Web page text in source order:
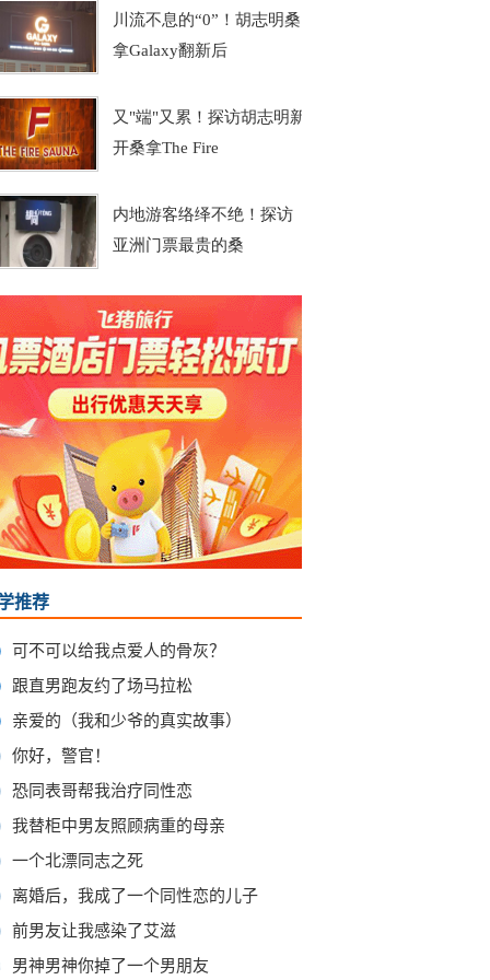
推荐
可不可以给我点爱人的骨灰？
跟直男跑友约了场马拉松
亲爱的（我和少爷的真实故事）
你好，警官！
恐同表哥帮我治疗同性恋
我替柜中男友照顾病重的母亲
一个北漂同志之死
离婚后，我成了一个同性恋的儿子
前男友让我感染了艾滋
男神男神你掉了一个男朋友